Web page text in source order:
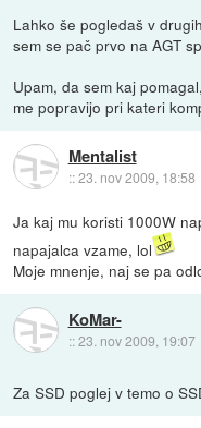
Lahko še pogledaš v
sem se pač prvo na AGT
Upam, da sem kaj
me popravijo pri kateri
Mentalist
::23. nov 2009, 18:58
Ja kaj mu koristi 1000W
napajalca vzame, lol
Moje mnenje, naj se pa
KoMar-
::23. nov 2009, 19:07
Za SSD poglej v temo o